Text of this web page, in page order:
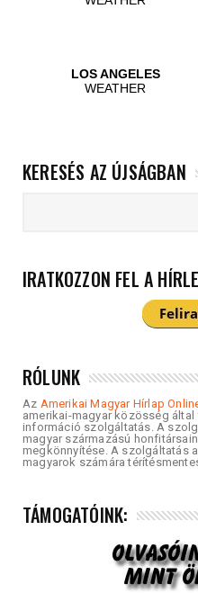
KERESÉS AZ ÚJSÁGBAN
IRATKOZZON FEL A
RÓLUNK
Az Amerikai Magyar Hírlap
amerikai-magyar közösség
információ szolgáltatás. A
magyar származású
megkönnyítése. A szolgáltatás
magyarok számára
TÁMOGATÓINK: